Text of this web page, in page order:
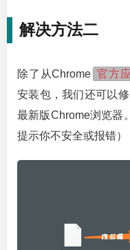
解决方法二
除了从Chrome 官方
安装包，我们还可以
最新版Chrome浏览器
提示你不安全或报错）